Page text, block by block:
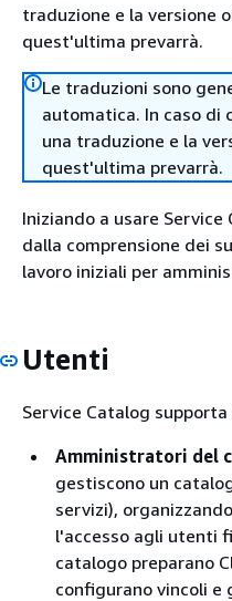
traduzione e la versione
quest'ultima prevarrà.
Le traduzioni sono
automatica. In caso
una traduzione e la
quest'ultima prevarrà.
Iniziando a usare
dalla comprensione dei
lavoro iniziali per
Utenti
Service Catalog
Amministratori del
gestiscono un
servizi),
l'accesso agli utenti
catalogo preparano
configurano vincoli e